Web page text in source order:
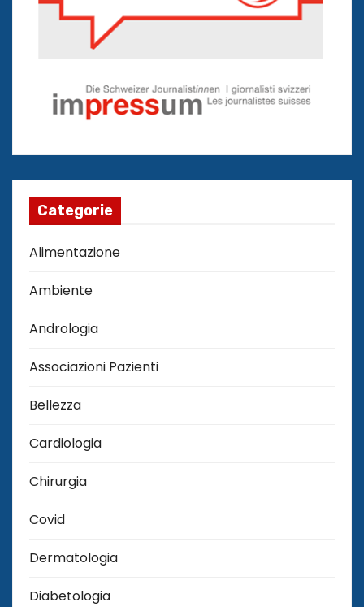
Categorie
Alimentazione
Ambiente
Andrologia
Associazioni Pazienti
Bellezza
Cardiologia
Chirurgia
Covid
Dermatologia
Diabetologia